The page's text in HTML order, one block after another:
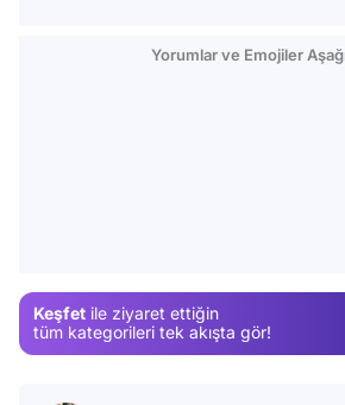
Yorumlar ve Emojiler
Keşfet ile ziyaret ettiğin
tüm kategorileri tek akışta gör!